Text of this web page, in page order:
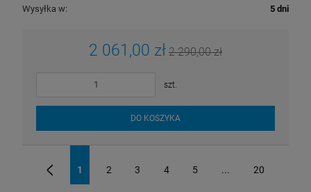
Wysyłka w:
5 dni
2 061,00 zł 2 290,00 zł
szt.
DO KOSZYKA
1 2 3 4 5 ... 20